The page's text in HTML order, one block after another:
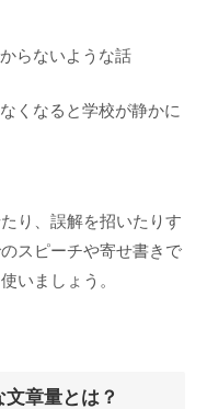
らないような話
くなると学校が静かに
り、誤解を招いたりす
スピーチや寄せ書きで
いましょう。
章量とは？